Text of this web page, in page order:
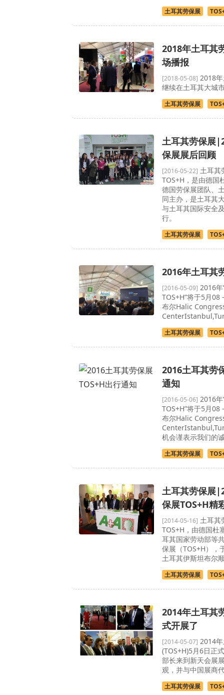
土耳其劳保展
2018年土耳其
场播报
[2018-05-08] 2018
继续在土耳其大城
土耳其劳保展
土耳其劳保展
保展展后回顾
[2016-05-22] 土耳其
TOS+H，是由德国
德国劳保展团队、
同主办，是土耳其
与土耳其国际安全
行。
土耳其劳保展
2016年土耳其
[2016-05-09] 2016
TOS+H”将于5月
布尔Halic
土耳其劳保展
2016土耳其劳
通知
[2016-05-06] 2016
TOS+H”将于5月
布尔Halic
机会谨表示我们的
土耳其劳保展
土耳其劳保展
保展TOS+H精
[2014-05-16] 土耳其
TOS+H，由德国杜
耳其国家劳动部等
保展（TOS+H），
土耳其伊斯坦布尔
土耳其劳保展
2014年土耳其
式开展了
[2014-05-07] 2014
(TOS+H)5月6日正
部长来到新天会展
观，并与中国展商
土耳其劳保展